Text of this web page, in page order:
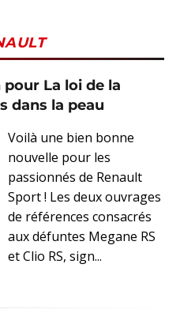
La loi de la
dans la peau
Voilà une bien bonne
nouvelle pour les
passionnés de Renault
Sport ! Les deux ouvrages
de références consacrés
aux défuntes Megane RS
et Clio RS, sign...